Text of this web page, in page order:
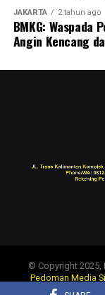
JAKARTA 2 tahun ago
BMKG: Waspada
Angin Kencang
© Copyright 2025,
Pedoman Media